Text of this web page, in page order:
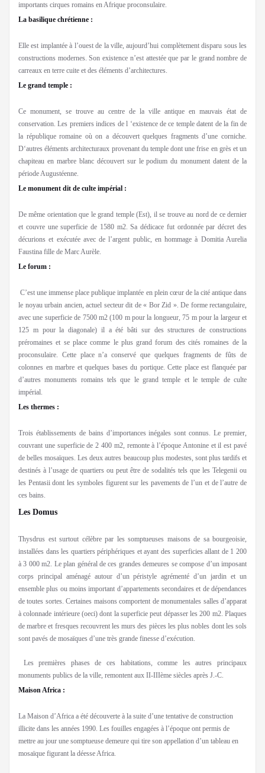
importants cirques romains en Afrique proconsulaire.
La basilique chrétienne :
Elle est implantée à l’ouest de la ville, aujourd’hui complètement disparu sous les
constructions modernes. Son existence n’est attestée que par le grand nombre de
carreaux en terre cuite et des éléments d’architectures.
Le grand temple :
Ce monument, se trouve au centre de la ville antique en mauvais état de
conservation. Les premiers indices de l ‘existence de ce temple datent de la fin de
la république romaine où on a découvert quelques fragments d’une corniche.
D‘autres éléments architecturaux provenant du temple dont une frise en grès et un
chapiteau en marbre blanc découvert sur le podium du monument datent de la
période Augustéenne.
Le monument dit de culte impérial :
De même orientation que le grand temple (Est), il se trouve au nord de ce dernier
et couvre une superficie de 1580 m2. Sa dédicace fut ordonnée par décret des
décurions et exécutée avec de l’argent public, en hommage à Domitia Aurelia
Faustina fille de Marc Aurèle.
Le forum :
C’est une immense place publique implantée en plein cœur de la cité antique dans
le noyau urbain ancien, actuel secteur dit de « Bor Zid ». De forme rectangulaire,
avec une superficie de 7500 m2 (100 m pour la longueur, 75 m pour la largeur et
125 m pour la diagonale) il a été bâti sur des structures de constructions
préromaines et se place comme le plus grand forum des cités romaines de la
proconsulaire. Cette place n’a conservé que quelques fragments de fûts de
colonnes en marbre et quelques bases du portique. Cette place est flanquée par
d’autres monuments romains tels que le grand temple et le temple de culte
impérial.
Les thermes :
Trois établissements de bains d’importances inégales sont connus. Le premier,
couvrant une superficie de 2 400 m2, remonte à l’époque Antonine et il est pavé
de belles mosaïques. Les deux autres beaucoup plus modestes, sont plus tardifs et
destinés à l’usage de quartiers ou peut être de sodalités tels que les Telegenii ou
les Pentasii dont les symboles figurent sur les pavements de l’un et de l’autre de
ces bains.
Les Domus
Thysdrus est surtout célèbre par les somptueuses maisons de sa bourgeoisie,
installées dans les quartiers périphériques et ayant des superficies allant de 1 200
à 3 000 m2. Le plan général de ces grandes demeures se compose d’un imposant
corps principal aménagé autour d’un péristyle agrémenté d’un jardin et un
ensemble plus ou moins important d’appartements secondaires et de dépendances
de toutes sortes. Certaines maisons comportent de monumentales salles d’apparat
à colonnade intérieure (oeci) dont la superficie peut dépasser les 200 m2. Plaques
de marbre et fresques recouvrent les murs des pièces les plus nobles dont les sols
sont pavés de mosaïques d’une très grande finesse d’exécution.
Les premières phases de ces habitations, comme les autres principaux
monuments publics de la ville, remontent aux II-IIIème siècles après J.-C.
Maison Africa :
La Maison d’Africa a été découverte à la suite d’une tentative de construction
illicite dans les années 1990. Les fouilles engagées à l’époque ont permis de
mettre au jour une somptueuse demeure qui tire son appellation d’un tableau en
mosaïque figurant la déesse Africa.